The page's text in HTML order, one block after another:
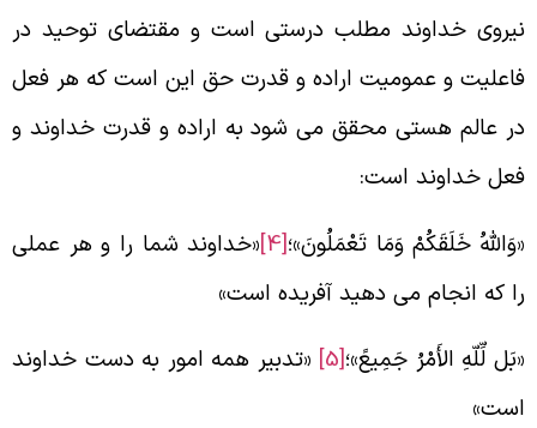
خداوند مطلب درستی است و مقتضای توحید در
و عمومیت اراده و قدرت حق این است که هر فعل
عالم هستی محقق می‌ شود به اراده و قدرت خداوند و
خداوند است:
خَلَقَكُمْ وَمَا تَعْمَلُونَ»؛[4]
«خداوند شما را و هر عملی
که انجام می‌ دهید آفریده است»
لِّلّهِ الأَمْرُ جَمِيعً»؛[5]
«تدبیر همه امور به دست خداوند